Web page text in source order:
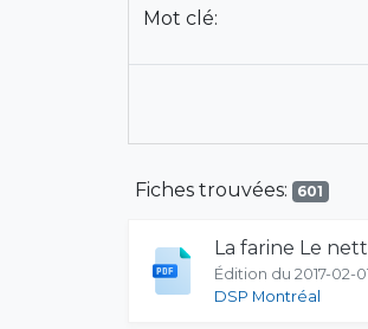
Mot clé:
Fiches trouvées: 601
La farine Le
Édition du 2017-02-
DSP Montréal